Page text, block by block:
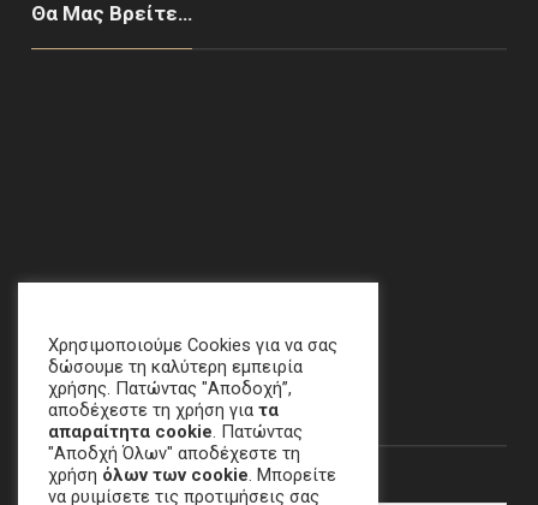
Θα Μας Βρείτε…
email:crime[at]e-keme[dot]gr
Newsletter
Email
Χρησιμοποιούμε Cookies για να σας
δώσουμε τη καλύτερη εμπειρία
χρήσης. Πατώντας "Αποδοχή”,
αποδέχεστε τη χρήση για τα
απαραίτητα cookie. Πατώντας
"Αποδχή Όλων" αποδέχεστε τη
χρήση όλων των cookie. Μπορείτε
να ρυιμίσετε τις προτιμήσεις σας